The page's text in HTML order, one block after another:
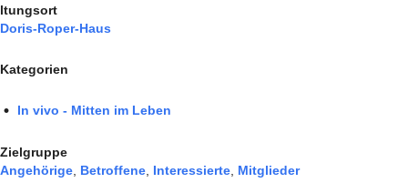
ltungsort
Doris-Roper-Haus
Kategorien
In vivo - Mitten im Leben
Zielgruppe
Angehörige, Betroffene, Interessierte, Mitglieder